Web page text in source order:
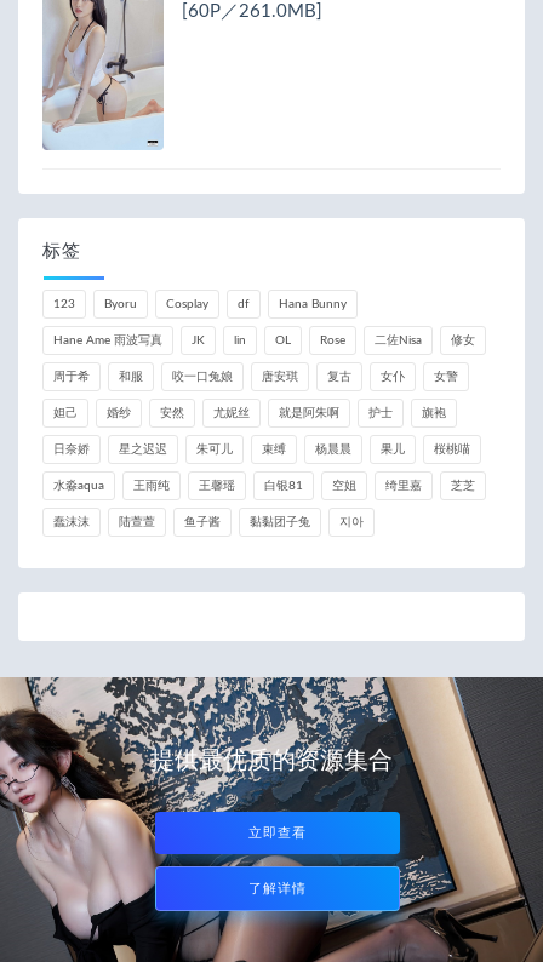
[60P／261.0MB]
标签
123 Byoru Cosplay df Hana Bunny
Hane Ame 雨波写真 JK lin OL Rose 二佐Nisa 修女
周于希 和服 咬一口兔娘 唐安琪 复古 女仆 女警
妲己 婚纱 安然 尤妮丝 就是阿朱啊 护士 旗袍
日奈娇 星之迟迟 朱可儿 束缚 杨晨晨 果儿 桜桃喵
水淼aqua 王雨纯 王馨瑶 白银81 空姐 绮里嘉 芝芝
蠢沫沫 陆萱萱 鱼子酱 黏黏团子兔 지아
提供最优质的资源集合
立即查看
了解详情